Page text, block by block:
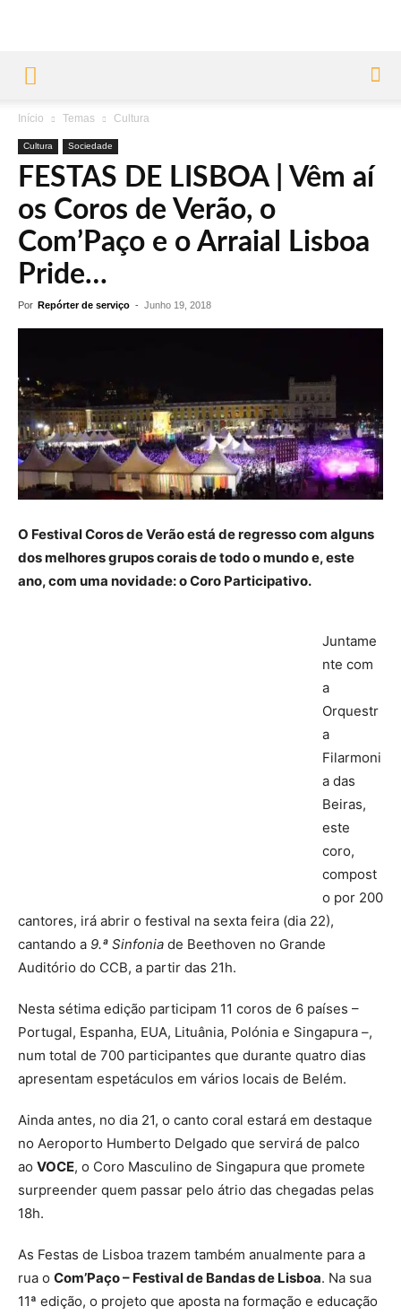
Início Temas Cultura
Cultura Sociedade
FESTAS DE LISBOA | Vêm aí
os Coros de Verão, o
Com’Paço e o Arraial Lisboa
Pride…
Por Repórter de serviço - Junho 19, 2018
O Festival Coros de Verão está de regresso com alguns
dos melhores grupos corais de todo o mundo e, este
ano, com uma novidade: o Coro Participativo.
Juntame
nte com
a
Orquestr
a
Filarmoni
a das
Beiras,
este
coro,
compost
o por 200
cantores, irá abrir o festival na sexta feira (dia 22),
cantando a 9.ª Sinfonia de Beethoven no Grande
Auditório do CCB, a partir das 21h.
Nesta sétima edição participam 11 coros de 6 países –
Portugal, Espanha, EUA, Lituânia, Polónia e Singapura –,
num total de 700 participantes que durante quatro dias
apresentam espetáculos em vários locais de Belém.
Ainda antes, no dia 21, o canto coral estará em destaque
no Aeroporto Humberto Delgado que servirá de palco
ao VOCE, o Coro Masculino de Singapura que promete
surpreender quem passar pelo átrio das chegadas pelas
18h.
As Festas de Lisboa trazem também anualmente para a
rua o Com’Paço – Festival de Bandas de Lisboa. Na sua
11ª edição, o projeto que aposta na formação e educação